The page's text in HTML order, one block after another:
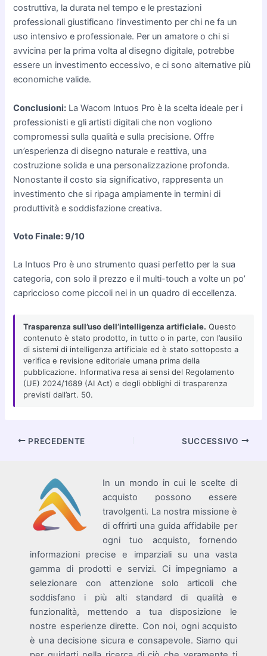
costruttiva, la durata nel tempo e le prestazioni
professionali giustificano l’investimento per chi ne fa un
uso intensivo e professionale. Per un amatore o chi si
avvicina per la prima volta al disegno digitale, potrebbe
essere un investimento eccessivo, e ci sono alternative più
economiche valide.
Conclusioni: La Wacom Intuos Pro è la scelta ideale per i
professionisti e gli artisti digitali che non vogliono
compromessi sulla qualità e sulla precisione. Offre
un’esperienza di disegno naturale e reattiva, una
costruzione solida e una personalizzazione profonda.
Nonostante il costo sia significativo, rappresenta un
investimento che si ripaga ampiamente in termini di
produttività e soddisfazione creativa.
Voto Finale: 9/10
La Intuos Pro è uno strumento quasi perfetto per la sua
categoria, con solo il prezzo e il multi-touch a volte un po’
capriccioso come piccoli nei in un quadro di eccellenza.
Trasparenza sull’uso dell’intelligenza artificiale. Questo
contenuto è stato prodotto, in tutto o in parte, con l’ausilio
di sistemi di intelligenza artificiale ed è stato sottoposto a
verifica e revisione editoriale umana prima della
pubblicazione. Informativa resa ai sensi del Regolamento
(UE) 2024/1689 (AI Act) e degli obblighi di trasparenza
previsti dall’art. 50.
Navigazione
PRECEDENTE SUCCESSIVO
In un mondo in cui le scelte di
acquisto possono essere
travolgenti. La nostra missione è
di offrirti una guida affidabile per
ogni tuo acquisto, fornendo
informazioni precise e imparziali su una vasta
gamma di prodotti e servizi. Ci impegniamo a
selezionare con attenzione solo articoli che
soddisfano i più alti standard di qualità e
funzionalità, mettendo a tua disposizione le
nostre esperienze dirette. Con noi, ogni acquisto
è una decisione sicura e consapevole. Siamo qui